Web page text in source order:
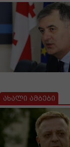
ახალი ამბები